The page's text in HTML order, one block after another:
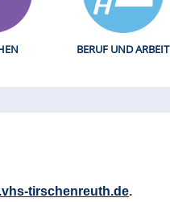
BERUF UND ARBEIT
tirschenreuth.de.